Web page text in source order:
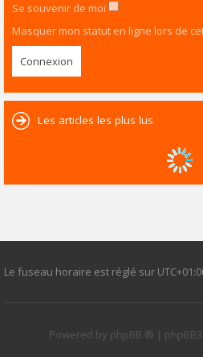
Se souvenir de moi
Masquer mon statut en ligne lors de
Les articles les plus lus
Le fuseau horaire est réglé sur
Powered by phpBB ® |